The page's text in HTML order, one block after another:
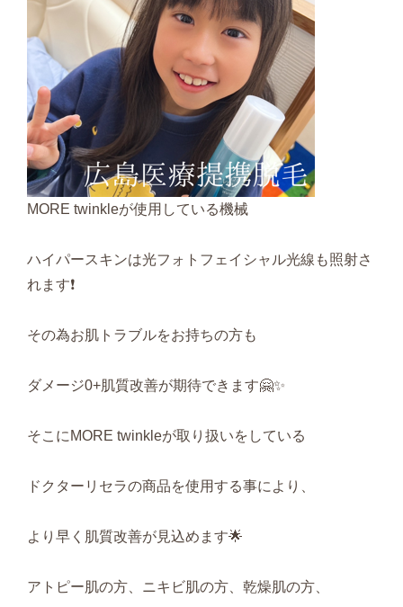
MORE twinkleが使用している機械
ハイパースキンは光フォトフェイシャル光線も照射さ
れます❗
その為お肌トラブルをお持ちの方も
ダメージ0+肌質改善が期待できます🤗✨
そこにMORE twinkleが取り扱いをしている
ドクターリセラの商品を使用する事により、
より早く肌質改善が見込めます🌟
アトピー肌の方、ニキビ肌の方、乾燥肌の方、